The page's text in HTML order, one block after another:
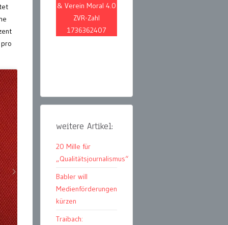
& Verein Moral 4.0
ZVR-Zahl
1736362407
weitere Artikel:
20 Mille für
„Qualitätsjournalismus“
Babler will
Medienförderungen
kürzen
Traibach: